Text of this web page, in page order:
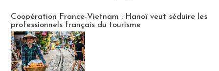
Coopération France-Vietnam : Hanoï veut séduire les
professionnels français du tourisme